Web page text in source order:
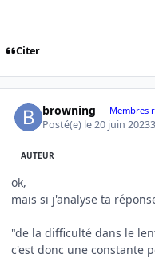
Citer
browning Membres
Posté(e) le 20 juin 2023
AUTEUR
ok,
mais si j'analyse ta
"de la difficulté dans le
c'est donc une constante